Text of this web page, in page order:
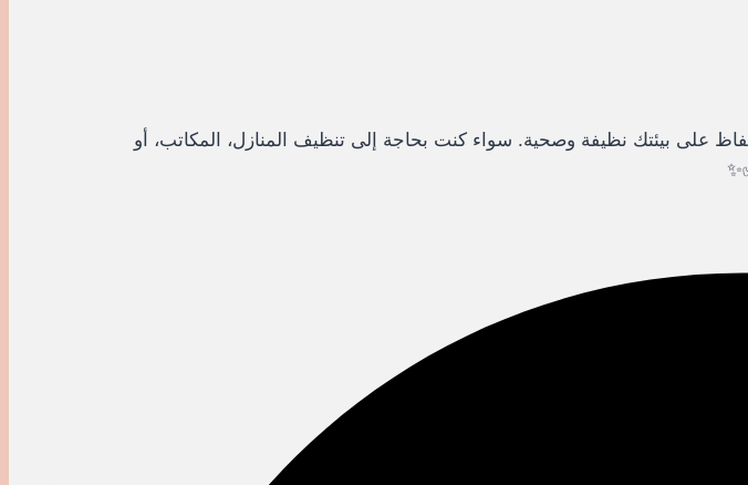
على بيئتك نظيفة وصحية. سواء كنت بحاجة إلى تنظيف المنازل، المكاتب، أو